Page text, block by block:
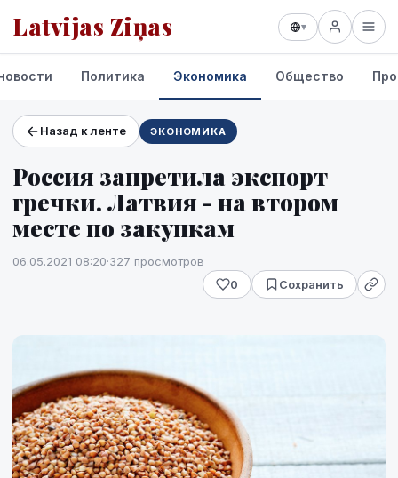
Latvijas Ziņas ▾
Проекты и сервисы
Прогноз погоды
Политика Экономика Общество
Назад к ленте ЭКОНОМИКА
Россия запретила экспорт
гречки. Латвия - на втором
месте по закупкам
06.05.2021 08:20·327 просмотров
0
Сохранить